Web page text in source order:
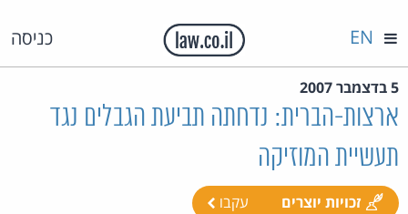
כניסה EN
5 בדצמבר 2007
ארצות-הברית: נדחתה תביעת הגבלים נגד
תעשיית המוזיקה
זכויות יוצרים עקבו